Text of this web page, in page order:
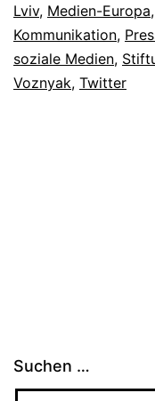
Lviv, Medien-Europa,
Kommunikation,
soziale Medien,
Voznyak, Twitter
Suchen …